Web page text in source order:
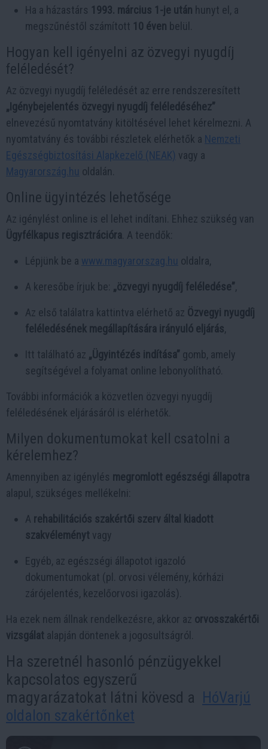
Ha a házastárs 1993. március 1-je után hunyt el, a
megszűnéstől számított 10 éven belül.
Hogyan kell igényelni az özvegyi nyugdíj
feléledését?
Az özvegyi nyugdíj feléledését az erre rendszeresített
„Igénybejelentés özvegyi nyugdíj feléledéséhez”
elnevezésű nyomtatvány kitöltésével lehet kérelmezni. A
nyomtatvány és további részletek elérhetők a Nemzeti
Egészségbiztosítási Alapkezelő (NEAK) vagy a
Magyarország.hu oldalán.
Online ügyintézés lehetősége
Az igénylést online is el lehet indítani. Ehhez szükség van
Ügyfélkapus regisztrációra . A teendők:
Lépjünk be a www.magyarorszag.hu oldalra,
A keresőbe írjuk be: „özvegyi nyugdíj feléledése”,
Az első találatra kattintva elérhető az Özvegyi nyugdíj
feléledésének megállapítására irányuló eljárás,
Itt található az „Ügyintézés indítása” gomb, amely
segítségével a folyamat online lebonyolítható.
További információk a közvetlen özvegyi nyugdíj
feléledésének eljárásáról is elérhetők.
Milyen dokumentumokat kell csatolni a
kérelemhez?
Amennyiben az igénylés megromlott egészségi állapotra
alapul, szükséges mellékelni:
A rehabilitációs szakértői szerv által kiadott
szakvéleményt vagy
Egyéb, az egészségi állapotot igazoló
dokumentumokat (pl. orvosi vélemény, kórházi
zárójelentés, kezelőorvosi igazolás).
Ha ezek nem állnak rendelkezésre, akkor az orvosszakértői
vizsgálat alapján döntenek a jogosultságról.
Ha szeretnél hasonló pénzügyekkel
kapcsolatos egyszerű
magyarázatokat látni kövesd a
HóVarjú
oldalon szakértőnket